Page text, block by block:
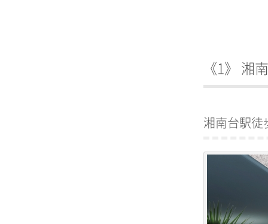
《1》 湘
湘南台駅徒